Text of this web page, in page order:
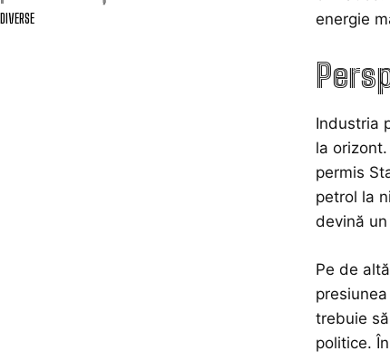
DIVERSE
energie
Industria
la
permis
petrol la
devină
Pe de
trebuie
politice.